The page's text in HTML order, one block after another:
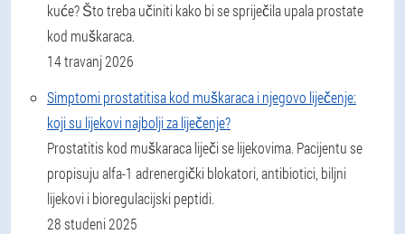
kuće? Što treba učiniti kako bi se spriječila upala prostate
kod muškaraca.
14 travanj 2026
Simptomi prostatitisa kod muškaraca i njegovo liječenje:
koji su lijekovi najbolji za liječenje?
Prostatitis kod muškaraca liječi se lijekovima. Pacijentu se
propisuju alfa-1 adrenergički blokatori, antibiotici, biljni
lijekovi i bioregulacijski peptidi.
28 studeni 2025